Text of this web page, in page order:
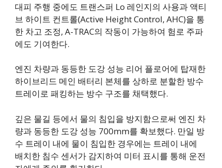
대피 주행 중에도 트랜스퍼 Lo 레인지의 사용과 액티
브 하이트 컨트롤(Active Height Control, AHC)을 통
한 차고 조정, A-TRAC의 작동이 가능하여 험로 주파
에도 기여한다.
엔진 차량과 동등한 도강 성능 리어 플로어에 탑재한
하이브리드 메인 배터리 본체를 상하로 분할한 방수
트레이로 패킹하는 방수 구조를 채택했다.
깊은 물길 등에서 물의 침입을 방지함으로써 엔진 차
량과 동등한 도강 성능 700mm를 확보했다. 만일 방
수 트레이 내에 물이 침입한 경우에는 트레이 내에
배치한 침수 센서가 감지하여 미터 표시를 통해 운전